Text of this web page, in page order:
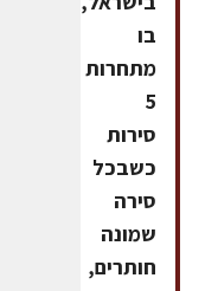
בו
מתחרות
5
סירות
כשבכל
סירה
שמונה
חותרים,